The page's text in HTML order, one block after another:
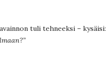
tuli tehneeksi – kysäisi: